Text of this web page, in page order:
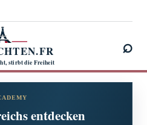
stirbt die Freiheit
⌕
entdecken